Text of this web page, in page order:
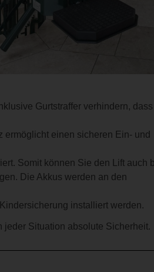
Gurtstraffer verhindern,
einen sicheren Ein- und
Somit können Sie den Lift auch
Die Akkus werden an den
installiert werden.
jeder Situation absolute Sicherheit.